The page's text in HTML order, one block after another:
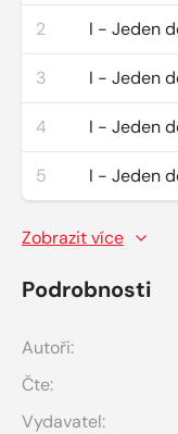
2 I - Jeden
3 I - Jeden
4 I - Jeden
5 I - Jeden
Zobrazit více
Podrobnosti
Autoři:
Čte:
Vydavatel: